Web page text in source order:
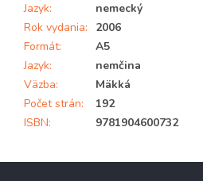
Jazyk:
nemecký
Rok vydania:
2006
Formát:
A5
Jazyk:
nemčina
Väzba:
Mäkká
Počet strán:
192
ISBN: 9781904600732